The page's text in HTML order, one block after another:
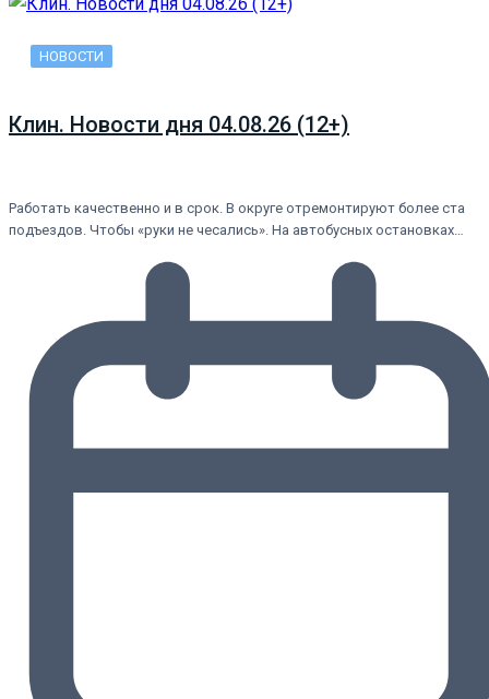
НОВОСТИ
Клин. Новости дня 04.08.26 (12+)
Работать качественно и в срок. В округе отремонтируют более ста
подъездов. Чтобы «руки не чесались». На автобусных остановках…